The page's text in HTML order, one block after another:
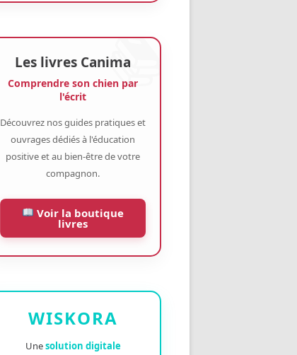
Les livres Canima
Comprendre son chien par
l'écrit
Découvrez nos guides pratiques et
ouvrages dédiés à l'éducation
positive et au bien-être de votre
compagnon.
Voir la boutique
livres
WISKORA
Unesolution digitale